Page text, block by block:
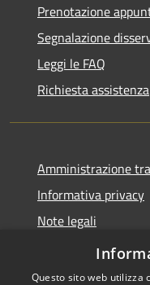
Prenotazione
Segnalazione
Leggi le FAQ
Richiesta assistenza
Amministrazione
Informativa privacy
Note legali
Dichiarazione di
Questo sito web utilizza